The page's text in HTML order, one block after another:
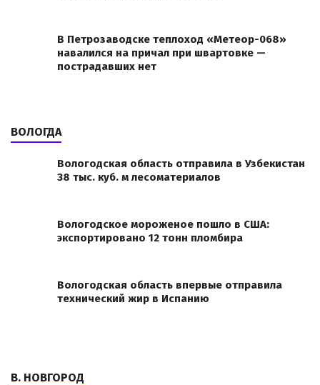
В Петрозаводске теплоход «Метеор-068»
навалился на причал при швартовке —
пострадавших нет
ВОЛОГДА
Вологодская область отправила в Узбекистан
38 тыс. куб. м лесоматериалов
Вологодское мороженое пошло в США:
экспортировано 12 тонн пломбира
Вологодская область впервые отправила
технический жир в Испанию
В. НОВГОРОД